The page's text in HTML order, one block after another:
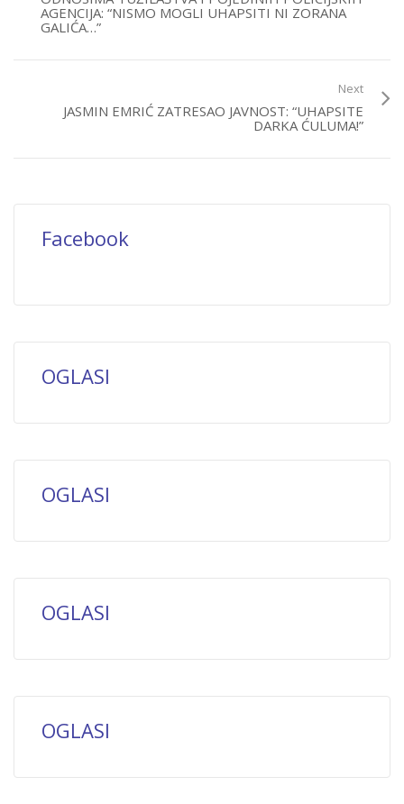
AGENCIJA: “NISMO MOGLI UHAPSITI NI ZORANA
GALIĆA…”
Next
JASMIN EMRIĆ ZATRESAO JAVNOST: “UHAPSITE
DARKA ĆULUMA!”
Facebook
OGLASI
OGLASI
OGLASI
OGLASI